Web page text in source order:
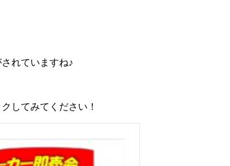
れていますね♪
してみてください！